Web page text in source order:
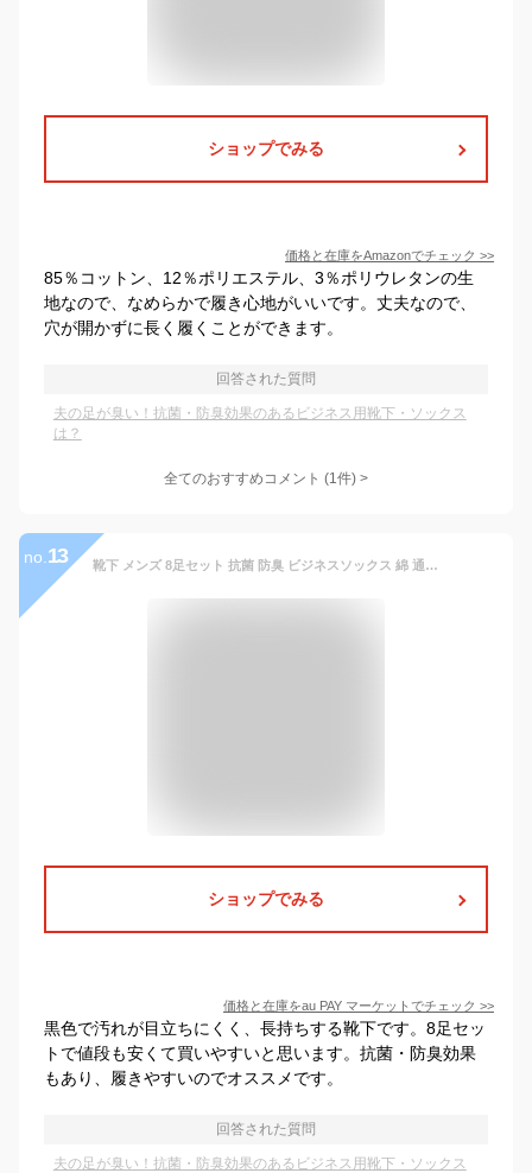
ショップでみる
価格と在庫をAmazonでチェック >>
85％コットン、12％ポリエステル、3％ポリウレタンの生
地なので、なめらかで履き心地がいいです。丈夫なので、
穴が開かずに長く履くことができます。
回答された質問
夫の足が臭い！抗菌・防臭効果のあるビジネス用靴下・ソックス
は？
全てのおすすめコメント (1件) >
no. 13 靴下 メンズ 8足セット 抗菌 防臭 ビジネスソックス 綿 通気性 吸汗 銀イオン加工
ショップでみる
価格と在庫をau PAY マーケット でチェック >>
黒色で汚れが目立ちにくく、長持ちする靴下です。8足セッ
トで値段も安くて買いやすいと思います。抗菌・防臭効果
もあり、履きやすいのでオススメです。
回答された質問
夫の足が臭い！抗菌・防臭効果のあるビジネス用靴下・ソックス